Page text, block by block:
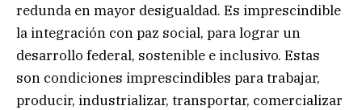
redunda en mayor desigualdad. Es imprescindible
la integración con paz social, para lograr un
desarrollo federal, sostenible e inclusivo. Estas
son condiciones imprescindibles para trabajar,
producir, industrializar, transportar, comercializar